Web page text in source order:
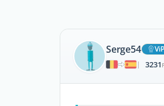
Serge54
ViP
|
3231